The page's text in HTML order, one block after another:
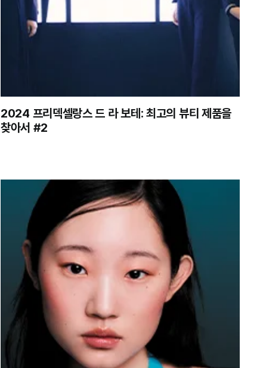
2024 프리덱셀랑스 드 라 보테: 최고의 뷰티 제품을
찾아서 #2